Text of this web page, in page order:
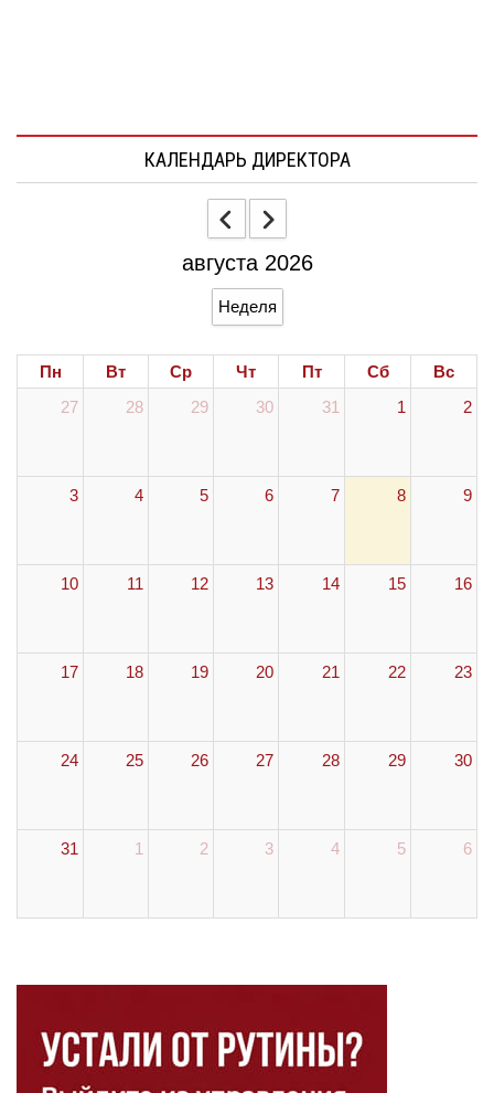
КАЛЕНДАРЬ ДИРЕКТОРА
августа 2026
Неделя
Пн Вт Ср Чт Пт Сб
Вс
27
28 29 30 31 1 2
3 4 5 6 7 8 9
10 11 12 13 14 15 16
17 18 19 20 21 22 23
24 25 26 27 28 29 30
31 1 2 3 4 5 6